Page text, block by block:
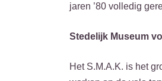
jaren ’80 volledig
Stedelijk Museum
Het S.M.A.K. is het